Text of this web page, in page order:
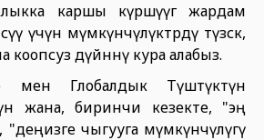
каршы күрөшүүгө жардам
үчүн мүмкүнчүлүктөрдү түзсөк,
коопсуз дүйнөнү кура алабыз.
мен Глобалдык Түштүктүн
жана, биринчи кезекте, "эң
"деңизге чыгууга мүмкүнчүлүгү